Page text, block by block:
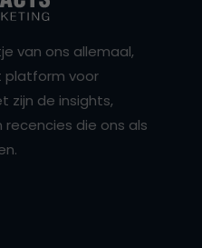
van ons allemaal,
platform voor
zijn de insights,
die ons als